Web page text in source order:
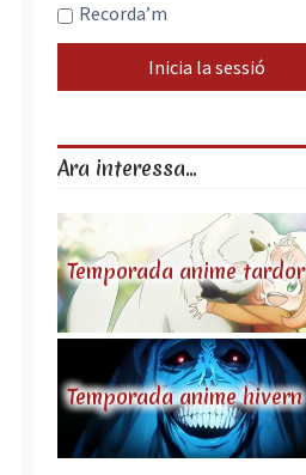
Recorda’m
Ara interessa...
Temporada anime tardor
Temporada anime hivern